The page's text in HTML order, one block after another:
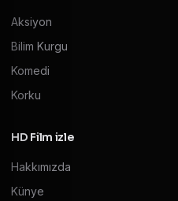
Aksiyon
Bilim Kurgu
Komedi
Korku
HD Film izle
Hakkımızda
Künye